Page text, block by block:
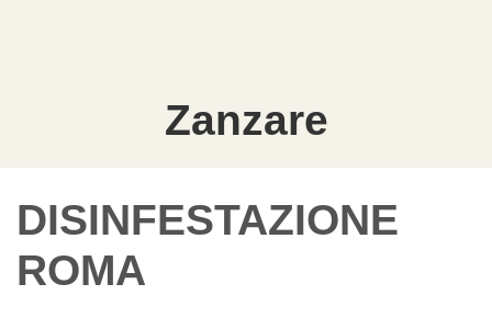
Zanzare
DISINFESTAZIONE
ROMA